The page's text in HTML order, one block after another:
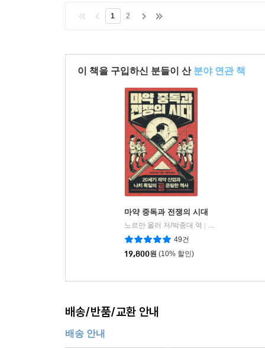
1 2
이 책을 구입하신 분들이 산 분야 연관 책
마약 중독과 전쟁의 시대
노르만 올러 저/박종대 역
열린책들
49건
19,800원 (10% 할인)
배송/반품/교환 안내
배송 안내